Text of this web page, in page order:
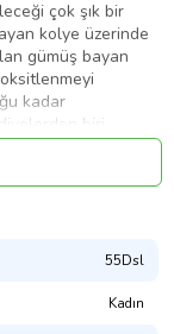
çok şık bir
kolye üzerinde
gümüş bayan
kadar
biri
gibi gümüş isimli
Gümüş ve
± %10 sapma
55Dsl
Kadın